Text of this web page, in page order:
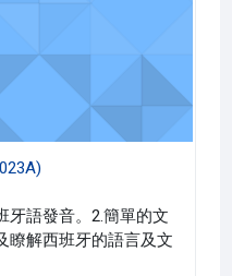
牙語發音。2.簡單的文
瞭解西班牙的語言及文